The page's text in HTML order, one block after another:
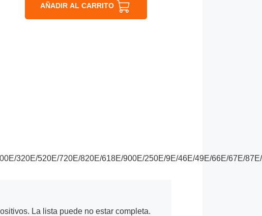
AÑADIR AL CARRITO
320E/520E/720E/820E/618E/900E/250E/9E/46E/49E/66E/67E/
La lista puede no estar completa.